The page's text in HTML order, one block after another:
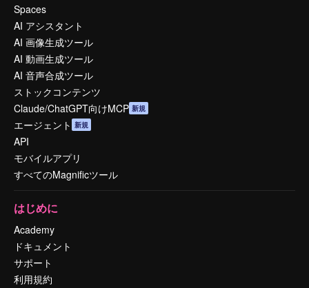
Spaces
AI アシスタント
AI 画像生成ツール
AI 動画生成ツール
AI 音声合成ツール
ストックコンテンツ
Claude/ChatGPT向けMCP 新規
エージェント 新規
API
モバイルアプリ
すべてのMagnificツール
はじめに
Academy
ドキュメント
サポート
利用規約